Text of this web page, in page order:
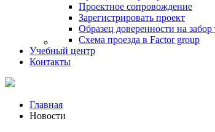
Проектное сопровождение
Зарегистрировать проект
Образец доверенности на забор
Схема проезда в Factor group
Учебный центр
Контакты
Главная
Новости